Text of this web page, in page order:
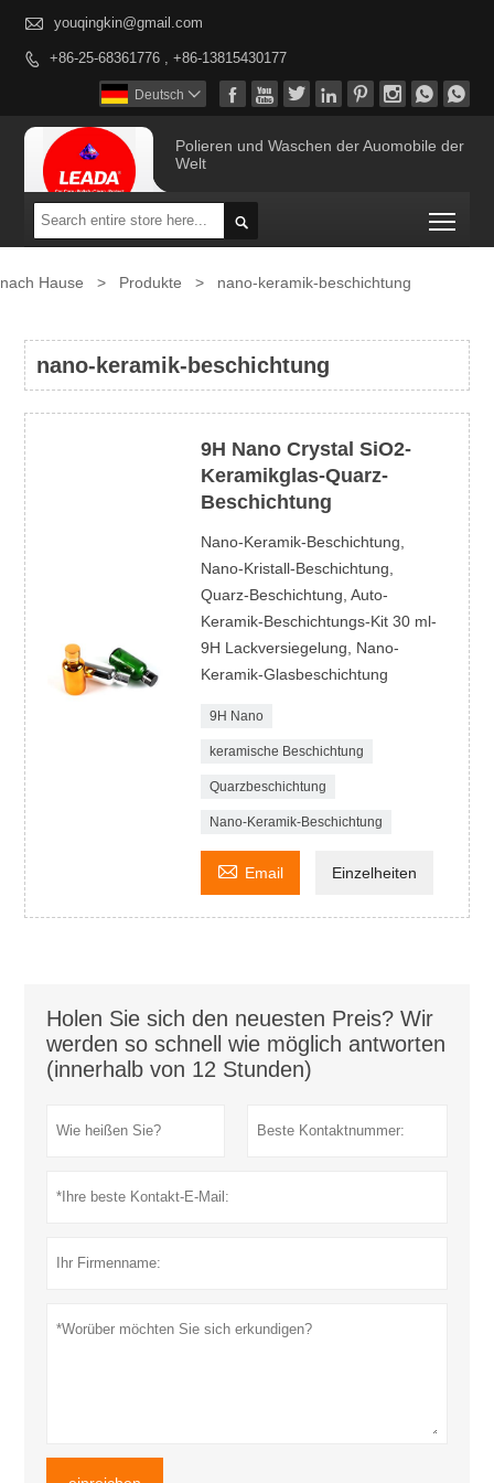
 youqingkin@gmail.com
 +86-25-68361776 , +86-13815430177
       
Deutsch 
Polieren und Waschen der Auomobile der
Welt

nach Hause > Produkte > nano-keramik-beschichtung
nano-keramik-beschichtung
9H Nano Crystal SiO2-
Keramikglas-Quarz-
Beschichtung
Nano-Keramik-Beschichtung,
Nano-Kristall-Beschichtung,
Quarz-Beschichtung, Auto-
Keramik-Beschichtungs-Kit 30 ml-
9H Lackversiegelung, Nano-
Keramik-Glasbeschichtung
9H Nano
keramische Beschichtung
Quarzbeschichtung
Nano-Keramik-Beschichtung
 Email Einzelheiten
Holen Sie sich den neuesten Preis? Wir
werden so schnell wie möglich antworten
(innerhalb von 12 Stunden)